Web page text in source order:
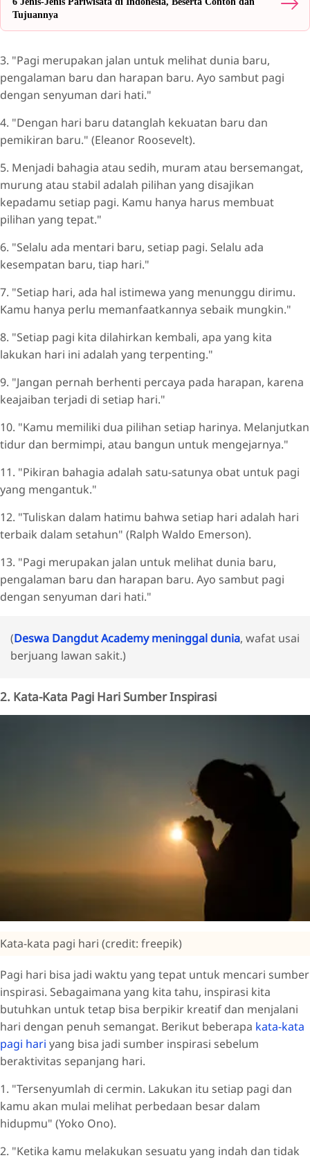
Tujuannya
3. "Pagi merupakan jalan untuk melihat dunia baru,
pengalaman baru dan harapan baru. Ayo sambut pagi
dengan senyuman dari hati."
4. "Dengan hari baru datanglah kekuatan baru dan
pemikiran baru." (Eleanor Roosevelt).
5. Menjadi bahagia atau sedih, muram atau bersemangat,
murung atau stabil adalah pilihan yang disajikan
kepadamu setiap pagi. Kamu hanya harus membuat
pilihan yang tepat."
6. "Selalu ada mentari baru, setiap pagi. Selalu ada
kesempatan baru, tiap hari."
7. "Setiap hari, ada hal istimewa yang menunggu dirimu.
Kamu hanya perlu memanfaatkannya sebaik mungkin."
8. "Setiap pagi kita dilahirkan kembali, apa yang kita
lakukan hari ini adalah yang terpenting."
9. "Jangan pernah berhenti percaya pada harapan, karena
keajaiban terjadi di setiap hari."
10. "Kamu memiliki dua pilihan setiap harinya. Melanjutkan
tidur dan bermimpi, atau bangun untuk mengejarnya."
11. "Pikiran bahagia adalah satu-satunya obat untuk pagi
yang mengantuk."
12. "Tuliskan dalam hatimu bahwa setiap hari adalah hari
terbaik dalam setahun" (Ralph Waldo Emerson).
13. "Pagi merupakan jalan untuk melihat dunia baru,
pengalaman baru dan harapan baru. Ayo sambut pagi
dengan senyuman dari hati."
(Deswa Dangdut Academy meninggal dunia, wafat usai
berjuang lawan sakit.)
2. Kata-Kata Pagi Hari Sumber Inspirasi
Kata-kata pagi hari (credit: freepik)
Pagi hari bisa jadi waktu yang tepat untuk mencari sumber
inspirasi. Sebagaimana yang kita tahu, inspirasi kita
butuhkan untuk tetap bisa berpikir kreatif dan menjalani
hari dengan penuh semangat. Berikut beberapa kata-kata
pagi hari yang bisa jadi sumber inspirasi sebelum
beraktivitas sepanjang hari.
1. "Tersenyumlah di cermin. Lakukan itu setiap pagi dan
kamu akan mulai melihat perbedaan besar dalam
hidupmu" (Yoko Ono).
2. "Ketika kamu melakukan sesuatu yang indah dan tidak